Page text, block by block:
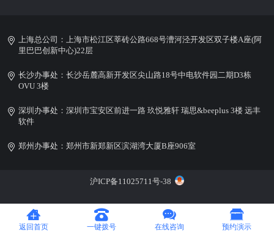
上海总公司：上海市松江区莘砖公路668号漕河泾开发区双子楼A座(阿
里巴巴创新中心)22层
长沙办事处：长沙岳麓高新开发区尖山路18号中电软件园二期D3栋
OVU 3楼
深圳办事处：深圳市宝安区前进一路 玖悦雅轩 瑞思&beeplus 3楼 远丰
软件
郑州办事处：郑州市新郑新区滨湖湾大厦B座906室
沪ICP备11025711号-38
返回首页 一键拨号 在线咨询 预约演示